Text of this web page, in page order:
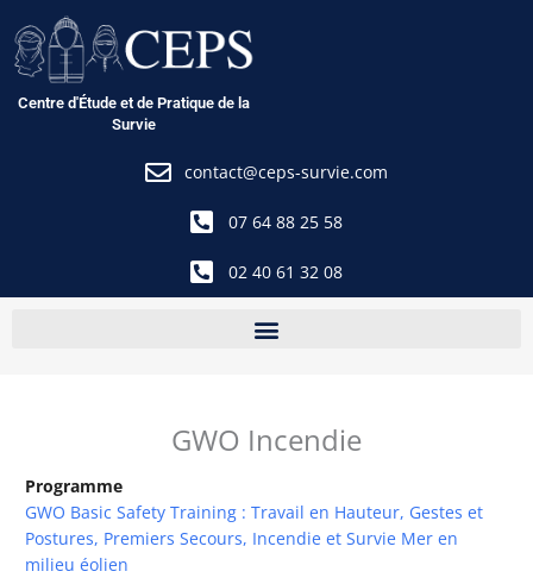
au
contenu
Centre d'Étude et de Pratique de la
Survie
contact@ceps-survie.com
07 64 88 25 58
02 40 61 32 08
GWO Incendie
Programme
GWO Basic Safety Training : Travail en Hauteur, Gestes et
Postures, Premiers Secours, Incendie et Survie Mer en
milieu éolien